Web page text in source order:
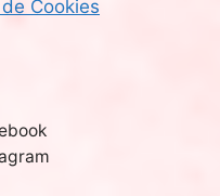
Cookies